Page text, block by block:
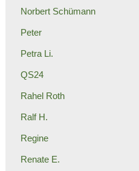
Norbert Schümann
Peter
Petra Li.
QS24
Rahel Roth
Ralf H.
Regine
Renate E.